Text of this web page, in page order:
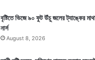
বৃষ্টিতে ভিজে ৯০ ফুট উঁচু জলের ট্যাঙ্কের
নার্স
August 8, 2026